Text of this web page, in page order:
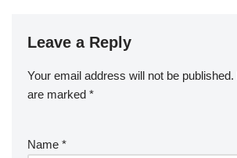
Leave a Reply
Your email address will not be published.
are marked *
Name *